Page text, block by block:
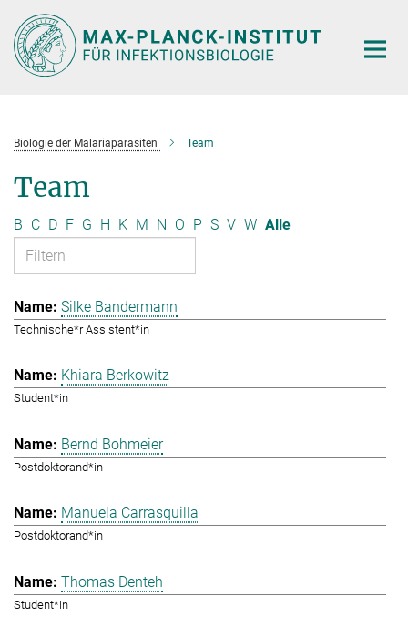
Hauptinhalt
Biologie der Malariaparasiten Team
Team
B C D F G H K M N O P S V W Alle
Silke Bandermann
Technische*r Assistent*in
Khiara Berkowitz
Student*in
Bernd Bohmeier
Postdoktorand*in
Manuela Carrasquilla
Postdoktorand*in
Thomas Denteh
Student*in